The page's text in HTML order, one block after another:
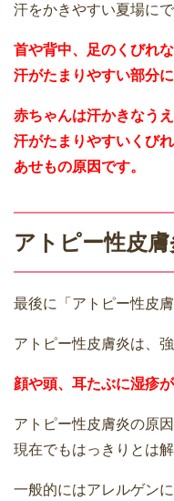
汗をかきやすい夏場にで
首や背中、足のくびれ
汗がたまりやすい部分に
赤ちゃんは汗かきなうえ
汗がたまりやすいくび
あせもの原因です。
アトピー性皮膚
最後に「アトピー性皮膚
アトピー性皮膚炎は、
顔や頭、耳たぶに湿疹
アトピー性皮膚炎の原
現在でもはっきりとは
一般的にはアレルゲン